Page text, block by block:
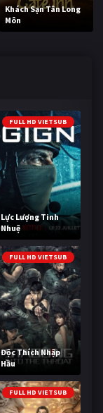
Khách Sạn Tân Long
Môn
FULL HD VIETSUB
Lực Lượng Tinh
Nhuệ
FULL HD VIETSUB
Độc Thích Nhập
Hầu
FULL HD VIETSUB